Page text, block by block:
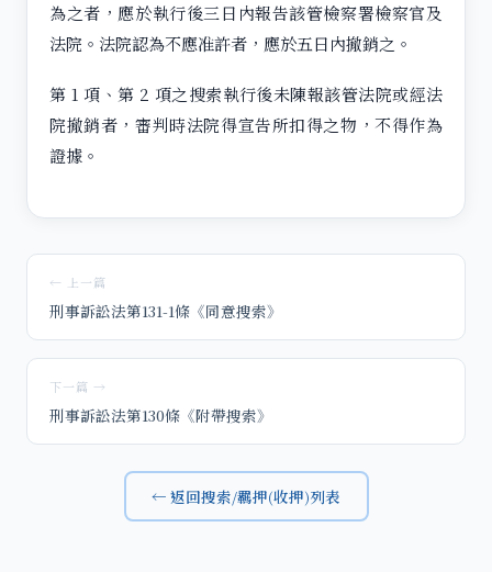
為之者，應於執行後三日內報告該管檢察署檢察官及
法院。法院認為不應准許者，應於五日內撤銷之。
第 1 項、第 2 項之搜索執行後未陳報該管法院或經法
院撤銷者，審判時法院得宣告所扣得之物，不得作為
證據。
← 上一篇
刑事訴訟法第131-1條《同意搜索》
下一篇 →
刑事訴訟法第130條《附帶搜索》
← 返回搜索/羈押(收押)列表